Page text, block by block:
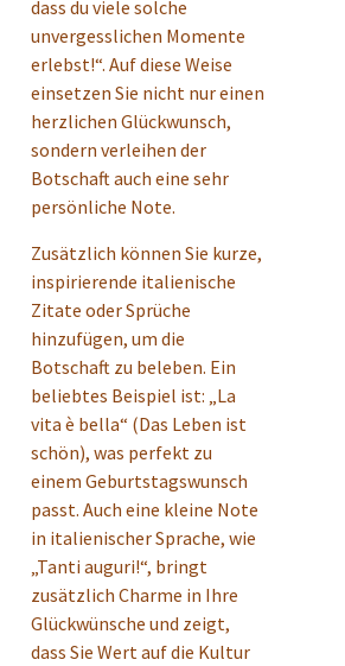
dass du viele solche
unvergesslichen Momente
erlebst!“. Auf diese Weise
einsetzen Sie nicht nur einen
herzlichen Glückwunsch,
sondern verleihen der
Botschaft auch eine sehr
persönliche Note.
Zusätzlich können Sie kurze,
inspirierende italienische
Zitate oder Sprüche
hinzufügen, um die
Botschaft zu beleben. Ein
beliebtes Beispiel ist: „La
vita è bella“ (Das Leben ist
schön), was perfekt zu
einem Geburtstagswunsch
passt. Auch eine kleine Note
in italienischer Sprache, wie
„Tanti auguri!“, bringt
zusätzlich Charme in Ihre
Glückwünsche und zeigt,
dass Sie Wert auf die Kultur